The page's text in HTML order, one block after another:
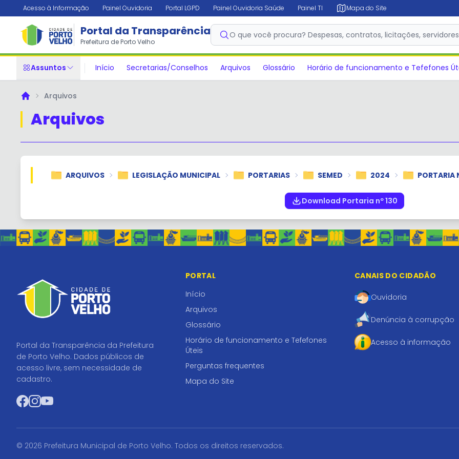
Acesso à Informação Painel Ouvidoria Portal LGPD Painel Ouvidoria Saúde Painel TI Mapa do Site
Portal da Transparência
Prefeitura de Porto Velho
O que você procura? Despesas, contratos, licitações,
Assuntos Início Secretarias/Conselhos Arquivos Glossário Horário de funcionamento e Tefefones
PrincipalArquivos
Arquivos
ARQUIVOS LEGISLAÇÃO MUNICIPAL PORTARIAS SEMED 2024 PORTARIA
Download Portaria nº 130
Portal da Transparência da Prefeitura
de Porto Velho. Dados públicos de
acesso livre, sem necessidade de
cadastro.
Facebook
Instagram
YouTube
PORTAL
Início
Arquivos
Glossário
Horário de funcionamento e Tefefones
Úteis
Perguntas frequentes
Mapa do Site
CANAIS DO CIDADÃO
Ouvidoria
Denúncia à corrupção
Acesso à informação
© 2026 Prefeitura Municipal de Porto Velho. Todos os direitos reservados.
✕